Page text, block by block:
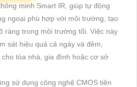
minh Smart IR, giúp tự động
ngoại phù hợp với môi trường, tạo
ràng trong môi trường tối. Việc này
sát hiệu quả cả ngày và đêm,
tòa nhà, gia đình hoặc cơ sở
sử dụng công nghệ CMOS tiên